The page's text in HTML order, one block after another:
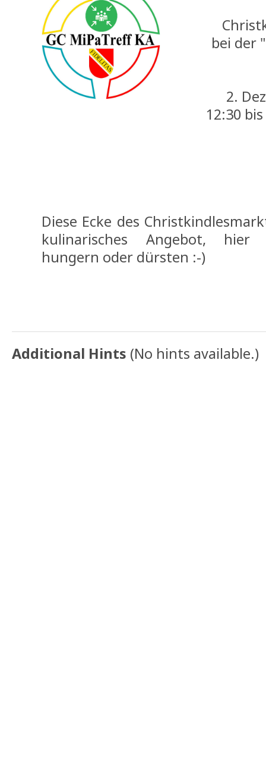
bei der
2.
12:30
Diese Ecke des
kulinarisches Angebot, hier
hungern oder dürsten :-)
Additional Hints (No hints available.)